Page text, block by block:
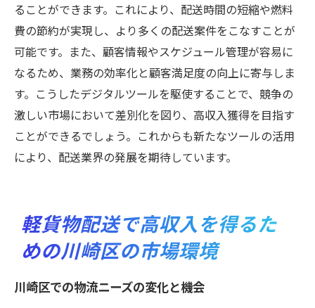
ることができます。これにより、配送時間の短縮や燃料
費の節約が実現し、より多くの配送案件をこなすことが
可能です。また、顧客情報やスケジュール管理が容易に
なるため、業務の効率化と顧客満足度の向上に寄与しま
す。こうしたデジタルツールを駆使することで、競争の
激しい市場において差別化を図り、高収入獲得を目指す
ことができるでしょう。これからも新たなツールの活用
により、配送業界の発展を期待しています。
軽貨物配送で高収入を得るた
めの川崎区の市場環境
川崎区での物流ニーズの変化と機会